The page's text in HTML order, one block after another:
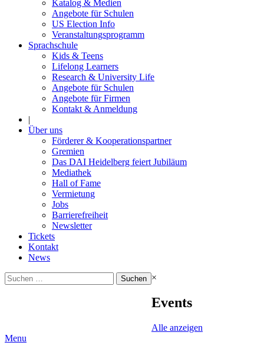
Katalog & Medien
Angebote für Schulen
US Election Info
Veranstaltungsprogramm
Sprachschule
Kids & Teens
Lifelong Learners
Research & University Life
Angebote für Schulen
Angebote für Firmen
Kontakt & Anmeldung
|
Über uns
Förderer & Kooperationspartner
Gremien
Das DAI Heidelberg feiert Jubiläum
Mediathek
Hall of Fame
Vermietung
Jobs
Barrierefreiheit
Newsletter
Tickets
Kontakt
News
Suchen
nach:
×
Events
Alle anzeigen
Menu